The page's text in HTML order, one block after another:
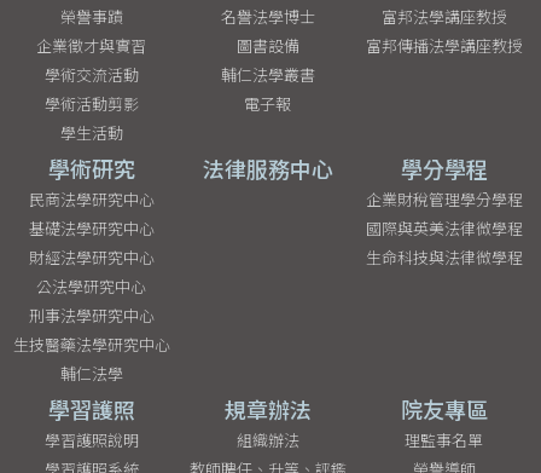
榮譽事蹟
企業徵才與實習
學術交流活動
學術活動剪影
學生活動
名譽法學博士
圖書設備
輔仁法學叢書
電子報
富邦法學講座教授
富邦傳播法學講座教授
學術研究
民商法學研究中心
基礎法學研究中心
財經法學研究中心
公法學研究中心
刑事法學研究中心
生技醫藥法學研究中心
輔仁法學
法律服務中心 學分學程
企業財稅管理學分學程
國際與英美法律微學程
生命科技與法律微學程
學習護照
學習護照說明
學習護照系統
規章辦法
組織辦法
教師聘任、升等、評鑑
院友專區
理監事名單
榮譽導師